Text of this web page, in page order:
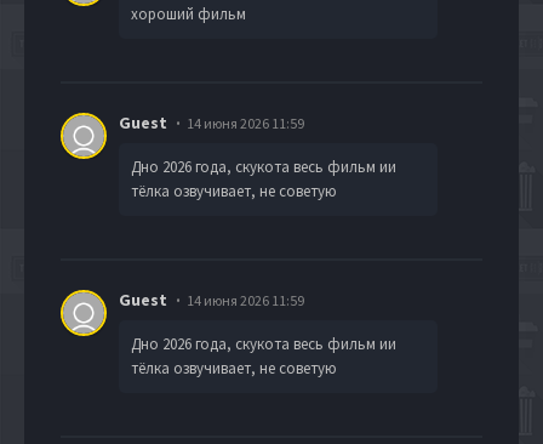
хороший фильм
Guest 14 июня 2026 11:59
Дно 2026 года, скукота весь фильм ии
тёлка озвучивает, не советую
Guest 14 июня 2026 11:59
Дно 2026 года, скукота весь фильм ии
тёлка озвучивает, не советую